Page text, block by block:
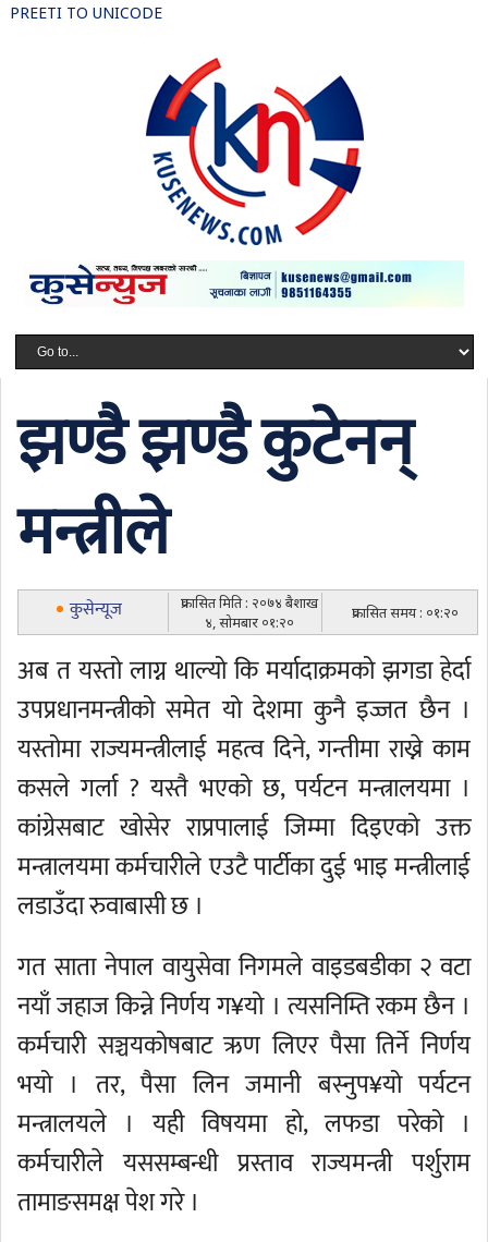
PREETI TO UNICODE
झण्डै झण्डै कुटेनन्
मन्त्रीले
कुसेन्यूज
प्रकासित मिति : २०७४ बैशाख
४, सोमबार ०१:२०
प्रकासित समय : ०१:२०
अब त यस्तो लाग्न थाल्यो कि मर्यादाक्रमको झगडा हेर्दा
उपप्रधानमन्त्रीको समेत यो देशमा कुनै इज्जत छैन ।
यस्तोमा राज्यमन्त्रीलाई महत्व दिने, गन्तीमा राख्ने काम
कसले गर्ला ? यस्तै भएको छ, पर्यटन मन्त्रालयमा ।
कांग्रेसबाट खोसेर राप्रपालाई जिम्मा दिइएको उक्त
मन्त्रालयमा कर्मचारीले एउटै पार्टीका दुई भाइ मन्त्रीलाई
लडाउँदा रुवाबासी छ ।
गत साता नेपाल वायुसेवा निगमले वाइडबडीका २ वटा
नयाँ जहाज किन्ने निर्णय ग¥यो । त्यसनिम्ति रकम छैन ।
कर्मचारी सञ्चयकोषबाट ऋण लिएर पैसा तिर्ने निर्णय
भयो । तर, पैसा लिन जमानी बस्नुप¥यो पर्यटन
मन्त्रालयले । यही विषयमा हो, लफडा परेको ।
कर्मचारीले यससम्बन्धी प्रस्ताव राज्यमन्त्री पर्शुराम
तामाङसमक्ष पेश गरे ।